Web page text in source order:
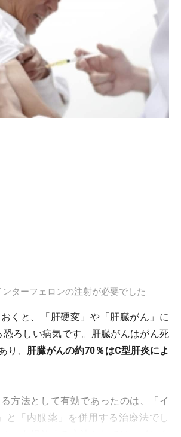
ターフェロンの注射が必要でした
くと、「肝硬変」や「肝臓がん」に
恐ろしい病気です。肝臓がんはがん死
り、 肝臓がんの約70％はC型肝炎によ
方法として有効であったのは、「イ
と「内服薬」を併用する治療法でし